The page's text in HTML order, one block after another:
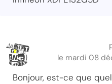
le mardi 08
Bonjour, est-ce que